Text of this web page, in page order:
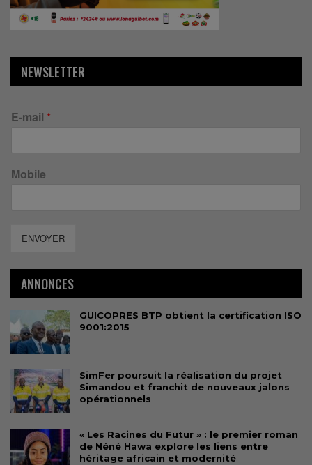
NEWSLETTER
E-mail *
Mobile
ENVOYER
ANNONCES
GUICOPRES BTP obtient la certification ISO
9001:2015
SimFer poursuit la réalisation du projet
Simandou et franchit de nouveaux jalons
opérationnels
« Les Racines du Futur » : le premier roman
de Néné Hawa explore les liens entre
héritage africain et modernité